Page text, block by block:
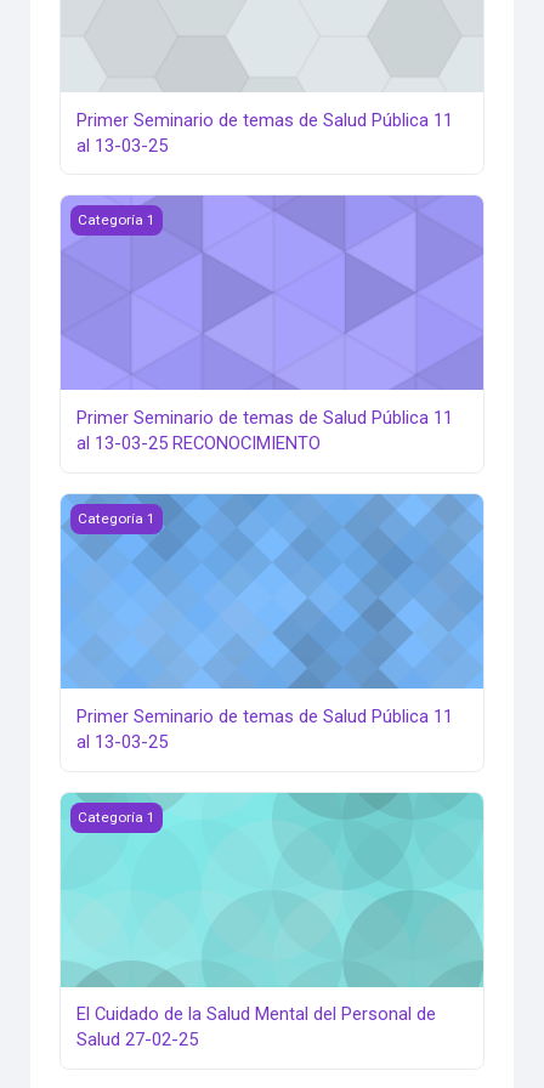
Primer Seminario de temas de Salud Pública 11
al 13-03-25
Primer Seminario de temas de Salud Pública 11 al 13-03-25
Categoría 1
Primer Seminario de temas de Salud Pública 11
al 13-03-25 RECONOCIMIENTO
Primer Seminario de temas de Salud Pública 11 al 13-03-25
Categoría 1
Primer Seminario de temas de Salud Pública 11
al 13-03-25
El Cuidado de la Salud Mental del Personal de Salud 27-02-
Categoría 1
El Cuidado de la Salud Mental del Personal de
Salud 27-02-25